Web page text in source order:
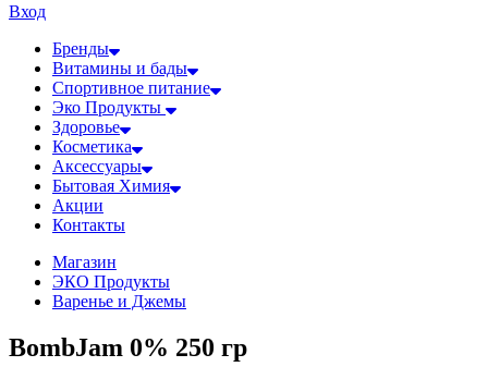
Вход
Бренды
Витамины и бады
Спортивное питание
Эко Продукты
Здоровье
Косметика
Аксессуары
Бытовая Химия
Акции
Контакты
Магазин
ЭКО Продукты
Варенье и Джемы
BombJam 0% 250 гр